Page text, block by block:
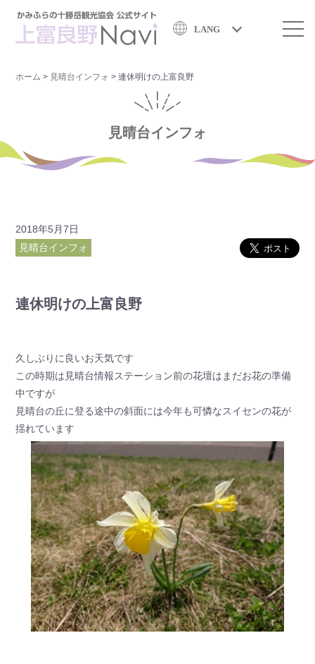
LANG
ホーム > 見晴台インフォ >連休明けの上富良野
見晴台インフォ
2018年5月7日
見晴台インフォ
連休明けの上富良野
久しぶりに良いお天気です
この時期は見晴台情報ステーション前の花壇はまだお花の準備
中ですが
見晴台の丘に登る途中の斜面には今年も可憐なスイセンの花が
揺れています